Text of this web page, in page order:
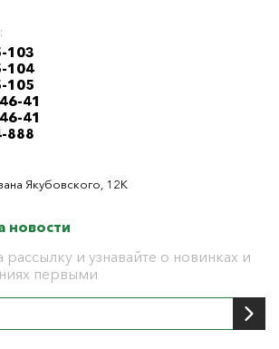
103
104
105
41
41
888
Якубовского, 12К
новости
и узнавайте о новинках и
первыми